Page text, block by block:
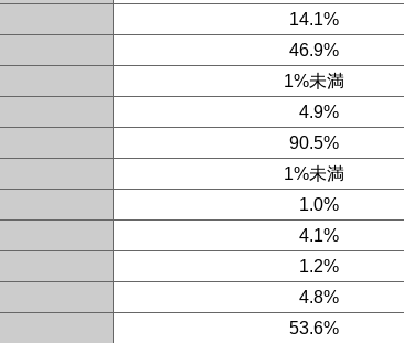
14.1%
46.9%
1%未満
4.9%
90.5%
1%未満
1.0%
4.1%
1.2%
4.8%
53.6%